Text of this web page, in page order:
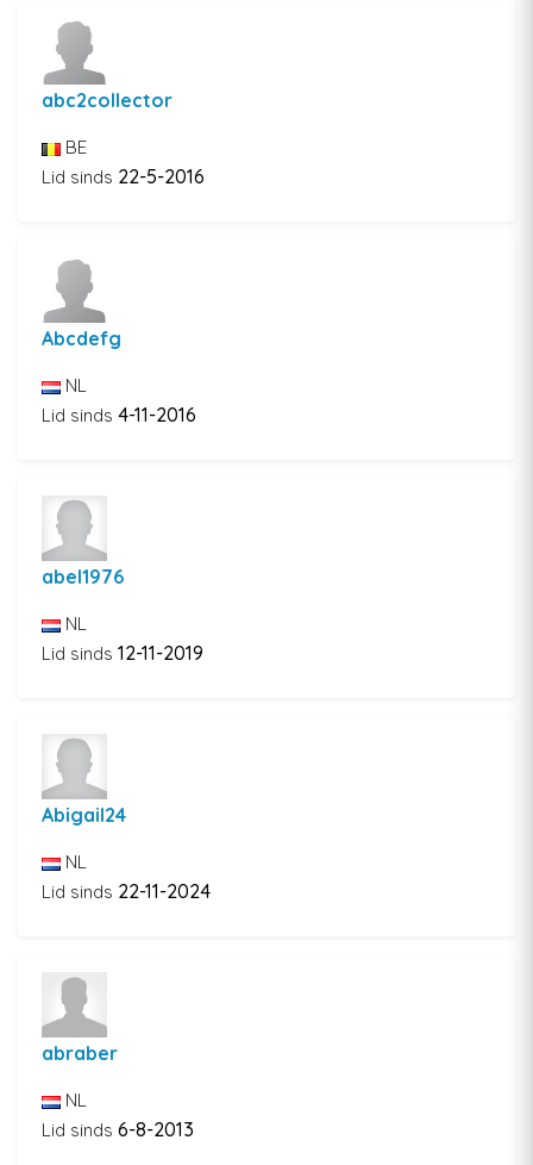
abc2collector
BE
Lid sinds 22-5-2016
Abcdefg
NL
Lid sinds 4-11-2016
abel1976
NL
Lid sinds 12-11-2019
Abigail24
NL
Lid sinds 22-11-2024
abraber
NL
Lid sinds 6-8-2013